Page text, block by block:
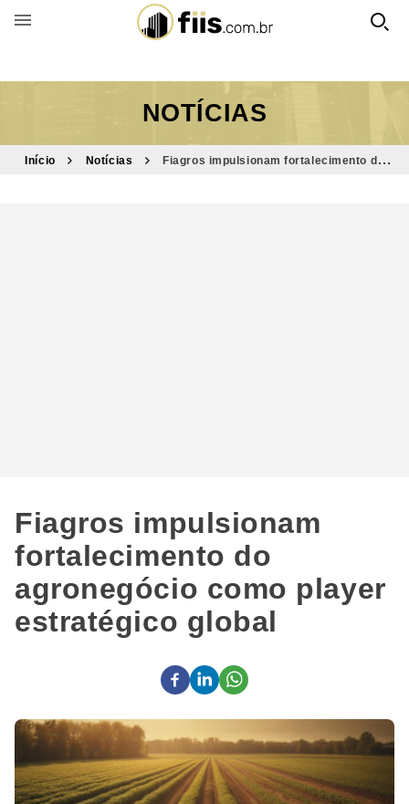
BUSCAR POR FUNDO
NOTÍCIAS
Início Notícias
Fiagros impulsionam fortalecimento do
Fiagros impulsionam
fortalecimento do
agronegócio como player
estratégico global